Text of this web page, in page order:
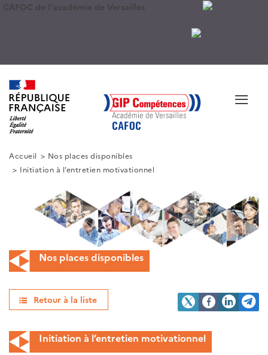
CAFOC de l'académie de Versailles
≡
Accueil
Nos places disponibles
Initiation à l’entretien motivationnel
Nos places disponibles
Retour à la liste
Initiation à l’entretien motivationnel